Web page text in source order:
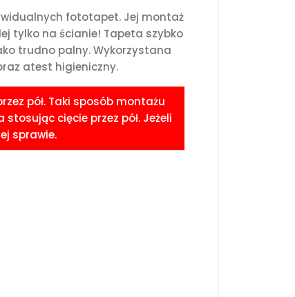
fototapet. Jej montaż
tylko na ścianie! Tapeta szybko
trudno palny. Wykorzystana
atest higieniczny.
pół. Taki sposób montażu
cięcie przez pół. Jeżeli
sprawie.